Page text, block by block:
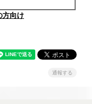
方向け
通報する